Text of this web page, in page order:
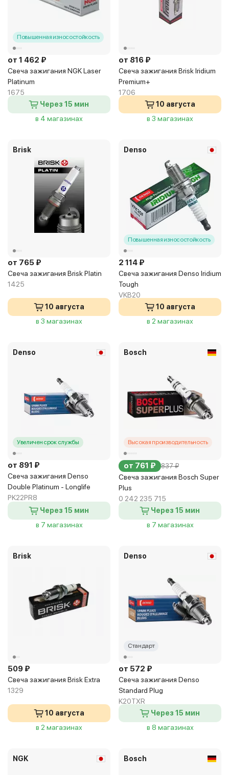
Повышенная износостойкость
от 1 462 ₽
Свеча зажигания NGK Laser
Platinum
1675
Через 15 мин
в 4 магазинах
от 816 ₽
Свеча зажигания Brisk Iridium
Premium+
1706
10 августа
в 3 магазинах
Brisk
от 765 ₽
Свеча зажигания Brisk Platin
1425
10 августа
в 3 магазинах
Denso
Повышенная износостойкость
2 114 ₽
Свеча зажигания Denso Iridium
Tough
VKB20
10 августа
в 2 магазинах
Denso
Увеличен срок службы
от 891 ₽
Свеча зажигания Denso
Double Platinum - Longlife
PK22PR8
Через 15 мин
в 7 магазинах
Bosch
Высокая производительность
от 761 ₽ 837 ₽
Свеча зажигания Bosch Super
Plus
0 242 235 715
Через 15 мин
в 7 магазинах
Brisk
509 ₽
Свеча зажигания Brisk Extra
1329
10 августа
в 2 магазинах
Denso
Стандарт
от 572 ₽
Свеча зажигания Denso
Standard Plug
K20TXR
Через 15 мин
в 8 магазинах
NGK Bosch